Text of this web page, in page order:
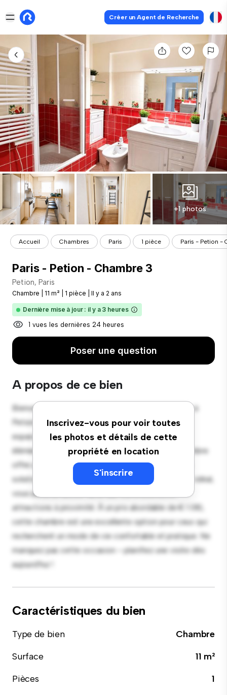
Créer un Agent de Recherche
+1 photos
Accueil Chambres Paris 1 pièce Paris - Petion -
Paris - Petion - Chambre 3
Petion, Paris
Chambre 11 m² 1 pièce Il y a 2 ans
Dernière mise à jour : il y a 3 heures
1 vues les dernières 24 heures
Poser une question
A propos de ce bien
Inscrivez-vous pour voir toutes
les photos et détails de cette
propriété en location
S'inscrire
Bienvenue dans votre nouvelle retraite confortable à
Petion, Paris ! Cette chambre confortable offre un
espace de vie paisible et privé. Meublée avec les
éléments essentiels pour votre confort, cette chambre
offre un lit confortable, un espace de travail et des
solutions de rangement. Grâce à son emplacement idéal,
vous aurez un accès facile aux commodités et
attractions à proximité. À un prix abordable de € 1 010,
cette chambre est une excellente option pour ceux qui
recherchent un mode de vie confortable et pratique. Ne
manquez pas cette occasion – planifiez une visite dès
aujourd'hui !
Caractéristiques du bien
Type de bien
Chambre
Surface
11 m²
Pièces
1